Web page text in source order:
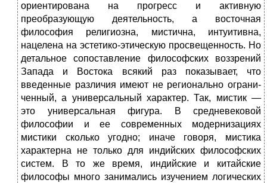
ориентирована на прогресс и активную
преобразующую деятельность, а восточная
философия религиозна, мистична, интуи­тивна,
нацелена на эстетико-этическую просвещен­ность. Но
детальное сопоставление философских воз­зрений
Запада и Востока всякий раз показывает, что
введенные различия имеют не регионально ограни­
ченный, а универсальный характер. Так, мистик —
это универсальная фигура. В средневековой
философии и ее современных модернизациях
мистики сколько угодно; иначе говоря, мистика
характерна не только для индийских философских
систем. В то же время, индий­ские и китайские
философы много занимались изуче­нием логических